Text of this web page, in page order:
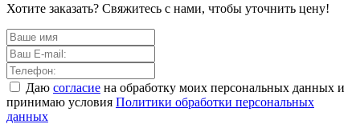
Хотите заказать? Свяжитесь с нами, чтобы уточнить цену!
Даю согласие на обработку моих персональных данных и
принимаю условия Политики обработки персональных
данных